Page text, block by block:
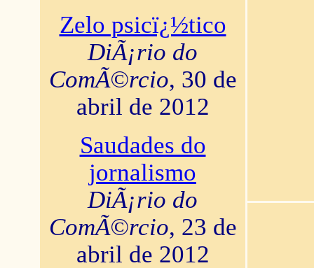
Zelo psicï¿½tico
DiÃ¡rio do
ComÃ©rcio, 30 de
abril de 2012
Saudades do
jornalismo
DiÃ¡rio do
ComÃ©rcio, 23 de
abril de 2012